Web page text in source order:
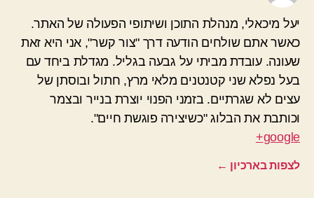
יעל מיכאלי, מנהלת התוכן ושיתופי הפעולה של האתר.
כאשר אתם שולחים הודעה דרך "צור קשר", אני היא זאת
שעונה. עובדת מביתי על גבעה בגליל. מגדלת ביחד עם
בעל נפלא שני קטנטנים מלאי מרץ, חתול ובוסתן של
עצים לא שגרתיים. בזמני הפנוי יוצרת בנייר ובצמר
וכותבת את הבלוג "כשיצירה פוגשת חיים".
google+
לצפות בארכיון ←